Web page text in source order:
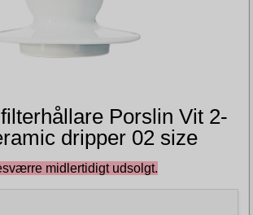
Porslin Vit 2-
dripper 02 size
midlertidigt udsolgt.